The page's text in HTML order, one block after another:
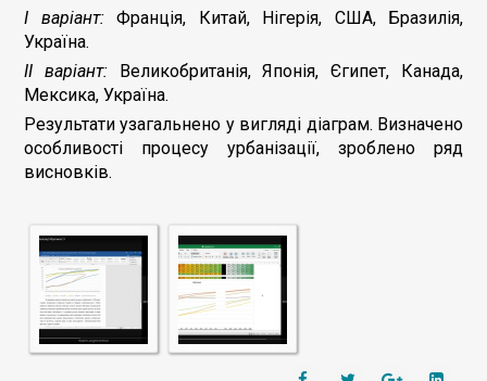
І варіант: Франція, Китай, Нігерія, США, Бразилія,
Україна.
ІІ варіант: Великобританія, Японія, Єгипет, Канада,
Мексика, Україна.
Результати узагальнено у вигляді діаграм. Визначено
особливості процесу урбанізації, зроблено ряд
висновків.